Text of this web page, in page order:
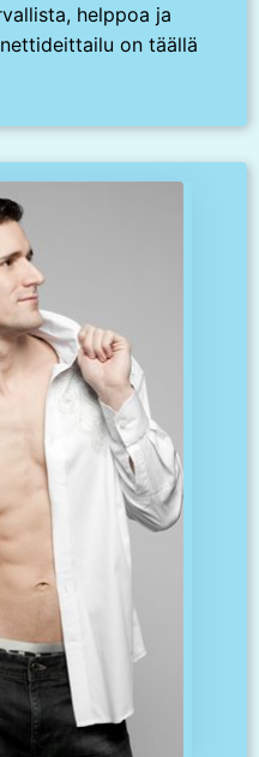
helppoa ja
on täällä